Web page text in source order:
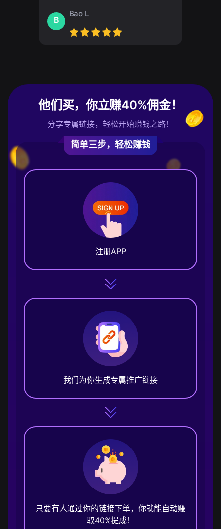
B
Bao L
他们买，你立赚40%佣金！
分享专属链接，轻松开始赚钱之路！
简单三步，轻松赚钱
注册APP
我们为你生成专属推广链接
只要有人通过你的链接下单，你就能自动赚
取40%提成！